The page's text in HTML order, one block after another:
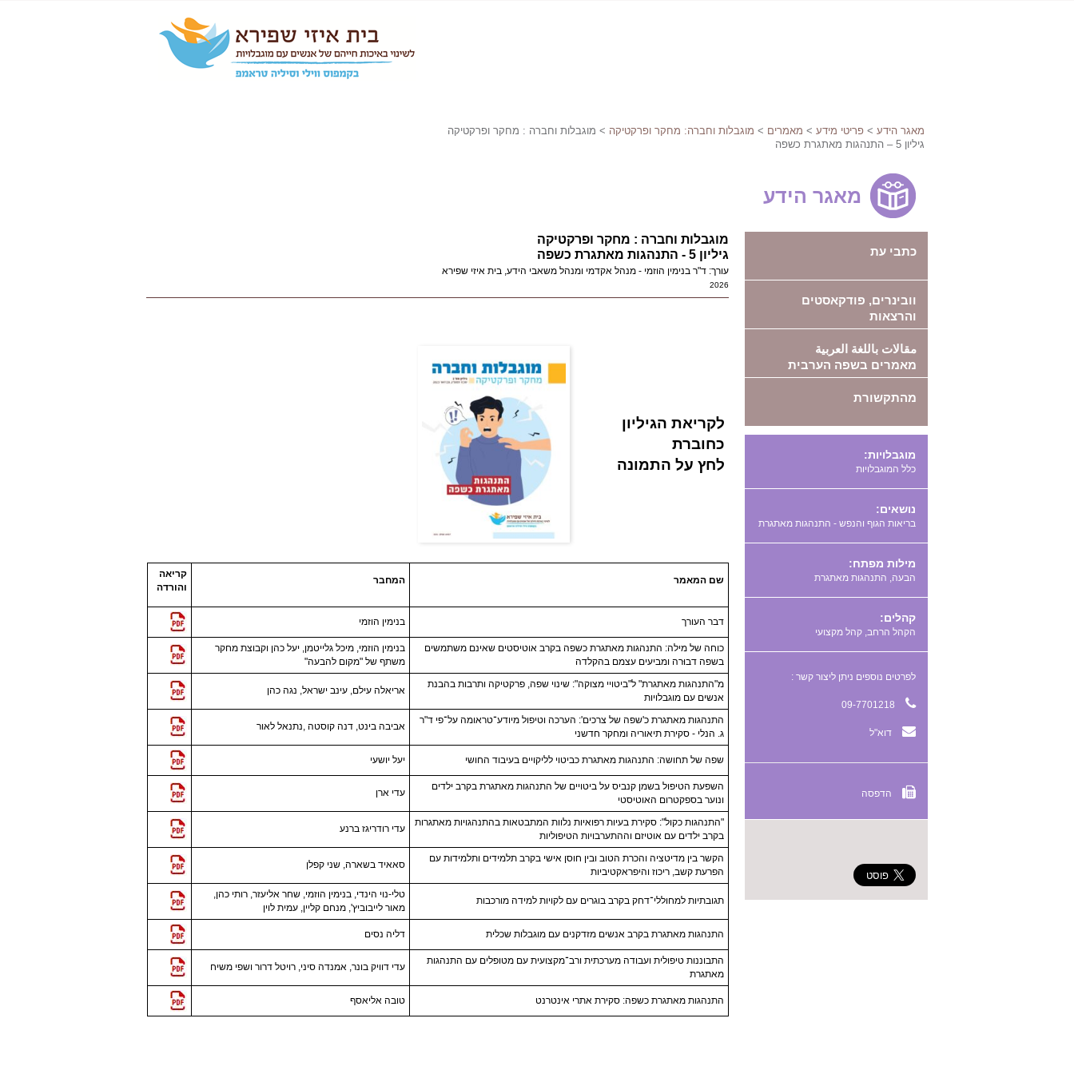
מאגר הידע > פריטי מידע > מאמרים > מוגבלות וחברה: מחקר ופרקטיקה > מוגבלות וחברה : מחקר ופרקטיקה
גיליון 5 – התנהגות מאתגרת כשפה
מאגר הידע
מוגבלות וחברה : מחקר ופרקטיקה
גיליון 5 - התנהגות מאתגרת כשפה
עורך: ד"ר בנימין הוזמי - מנהל אקדמי ומנהל משאבי הידע, בית איזי שפירא
2026
לקריאת הגיליון
כחוברת
לחץ על התמונה
שם המאמר המחבר
קריאה
והורדה
דבר העורך בנימין הוזמי
כוחה של מילה: התנהגות מאתגרת כשפה בקרב אוטיסטים שאינם משתמשים
בשפה דבוּרה ומביעים עצמם בהקלדה
בנימין הוזמי, מיכל גלייטמן, יעל כהן וקבוצת מחקר
משתף של "מקום להבעה"
מ"התנהגות מאתגרת" ל"ביטויי מצוקה": שינוי שפה, פרקטיקה ותרבות בהבנת
אנשים עם מוגבלויות
אריאלה עילם, עינב ישראל, נגה כהן
התנהגות מאתגרת כ'שפה של צרכים': הערכה וטיפול מיודע־טראומה על־פי ד"ר
ג. הנלי - סקירת תיאוריה ומחקר חדשני
אביבה בינט, דנה קוסטה ,נתנאל לאור
שפה של תחושה: התנהגות מאתגרת כביטוי לליקויים בעיבוד החושי יעל יושעי
השפעת הטיפול בשמן קנביס על ביטויים של התנהגות מאתגרת בקרב ילדים
ונוער בספקטרום האוטיסטי
עדי ארן
"התנהגות כקול": סקירת בעיות רפואיות נלוות המתבטאות בהתנהגויות מאתגרות
בקרב ילדים עם אוטיזם וההתערבויות הטיפוליות
עדי רודריגז ברנע
הקשר בין מדיטציה והכרת הטוב ובין חוסן אישי בקרב תלמידים ותלמידות עם
הפרעת קשב, ריכוז והיפראקטיביות
סאאיד בשארה, שני קפלן
תגובתיות למחוללי־דחק בקרב בוגרים עם לקויות למידה מורכבות
טלי-נוי הינדי, בנימין הוזמי, שחר אליעזר, רותי כהן,
מאור לייבוביץ', מנחם קליין, עמית לוין
התנהגות מאתגרת בקרב אנשים מזדקנים עם מוגבלות שכלית דליה נסים
התבוננות טיפולית ועבודה מערכתית ורב־מקצועית עם מטופלים עם התנהגות
מאתגרת
עדי דוויק בונר, אמנדה סיני, רויטל דרור ושפי משיח
התנהגות מאתגרת כשפה: סקירת אתרי אינטרנט טובה אליאסף
כתבי עת
וובינרים, פודקאסטים
והרצאות
مقالات باللغة العربية
מאמרים בשפה הערבית
מהתקשורת
מוגבלויות:
כלל המוגבלויות
נושאים:
בריאות הגוף והנפש - התנהגות מאתגרת
מילות מפתח:
,
קהלים:
הקהל הרחב, קהל מקצועי
לפרטים נוספים ניתן ליצור קשר :
דוא"ל
הדפסה